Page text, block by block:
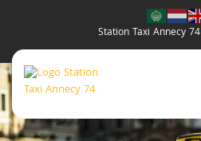
Station Taxi Annecy 74